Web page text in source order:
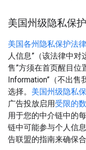
美国州级隐私保
美国各州隐私保护法律
人信息”（该法律中对
售”方须在首页醒目位
Information”（不出售
选择。 美国州级隐私
广告投放启用受限的
用于您的中介链中的
链中可能参与个人信
告联盟的指南来确保合